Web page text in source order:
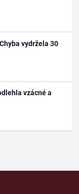
vydržela 30
vzácné a